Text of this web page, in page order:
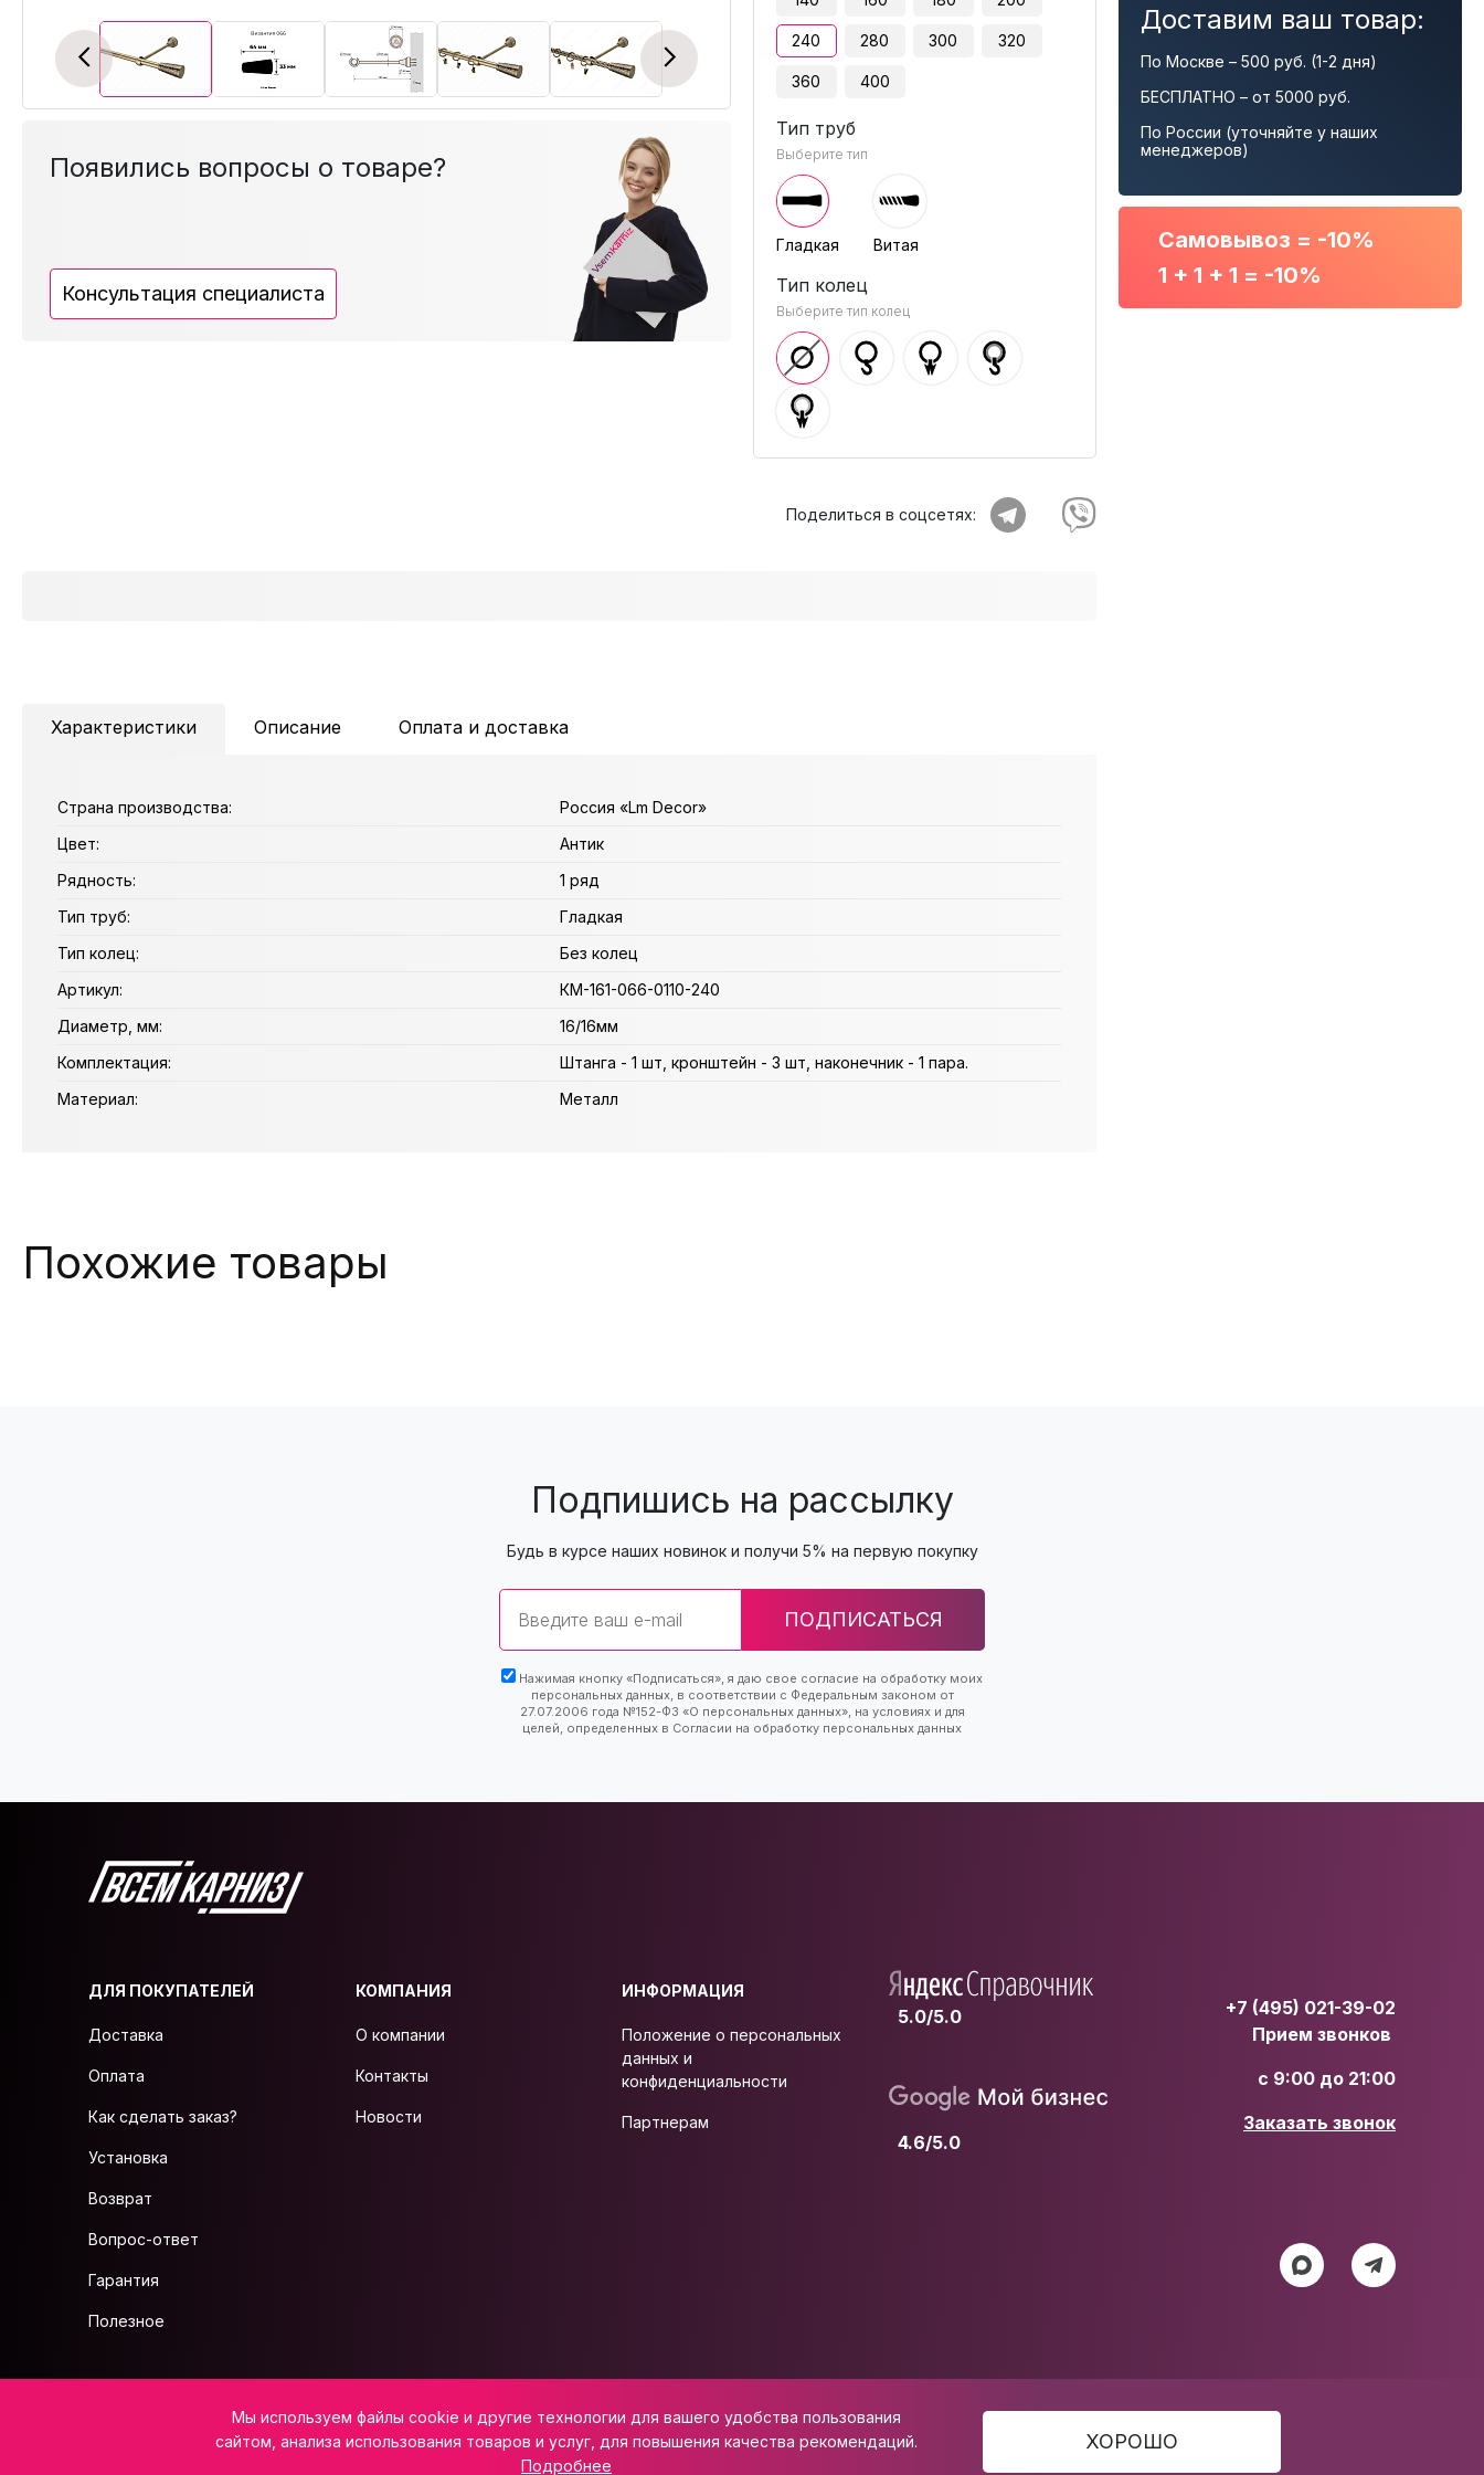
Previous Next
Появились вопросы о товаре?
Консультация специалиста
240 280 300 320
360 400
Тип труб
Выберите тип
Гладкая Витая
Тип колец
Выберите тип колец
Поделиться в соцсетях:
Характеристики Описание Оплата и доставка
Страна производства:
Россия «Lm Decor»
Цвет:
Антик
Рядность:
1 ряд
Тип труб:
Гладкая
Тип колец:
Без колец
Артикул:
КМ-161-066-0110-240
Диаметр, мм:
16/16мм
Комплектация:
Штанга - 1 шт, кронштейн - 3 шт, наконечник - 1 пара.
Материал:
Металл
Похожие товары
Доставим ваш товар:
По Москве – 500 руб. (1-2 дня)
БЕСПЛАТНО – от 5000 руб.
По России (уточняйте у наших
менеджеров)
Самовывоз = -10%
1 + 1 + 1 = -10%
Подпишись на рассылку
Будь в курсе наших новинок и получи 5% на первую покупку
Email
ПОДПИСАТЬСЯ
Нажимая кнопку «Подписаться», я даю свое согласие на обработку моих
персональных данных, в соответствии с Федеральным законом от
27.07.2006 года №152-ФЗ «О персональных данных», на условиях и для
целей, определенных в Согласии на обработку персональных данных
Мы используем файлы cookie и другие технологии для вашего удобства пользования
сайтом, анализа использования товаров и услуг, для повышения качества рекомендаций.
Подробнее
ХОРОШО
ДЛЯ ПОКУПАТЕЛЕЙ
Доставка
Оплата
Как сделать заказ?
Установка
Возврат
Вопрос-ответ
Гарантия
Полезное
КОМПАНИЯ
О компании
Контакты
Новости
ИНФОРМАЦИЯ
Положение о персональных
данных и
конфиденциальности
Партнерам
+7 (495) 021-39-02
Прием звонков
с 9:00 до 21:00
Заказать звонок
5.0/5.0
4.6/5.0
Юридический адрес: 359225, Калмыкия Респ, р-н Лаганский, с. Северное, ул. Школьная, д. 47
info@vsemkarniz.ru